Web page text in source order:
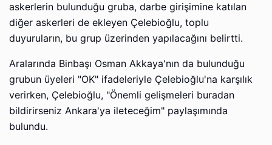
askerlerin bulunduğu gruba, darbe girişimine katılan
diğer askerleri de ekleyen Çelebioğlu, toplu
duyuruların, bu grup üzerinden yapılacağını belirtti.
Aralarında Binbaşı Osman Akkaya'nın da bulunduğu
grubun üyeleri "OK" ifadeleriyle Çelebioğlu'na karşılık
verirken, Çelebioğlu, "Önemli gelişmeleri buradan
bildirirseniz Ankara'ya ileteceğim" paylaşımında
bulundu.